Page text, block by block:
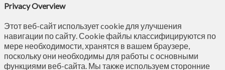
Privacy Overview
Этот веб-сайт использует cookie для улучшения
навигации по сайту. Сookie файлы классифицируются по
мере необходимости, хранятся в вашем браузере,
поскольку они необходимы для работы с основными
функциями веб-сайта. Мы также используем сторонние